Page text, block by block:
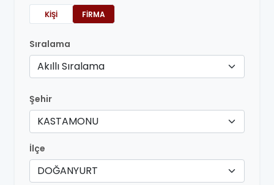
KIŞI FIRMA
Sıralama
Akıllı Sıralama
Şehir
KASTAMONU
İlçe
DOĞANYURT